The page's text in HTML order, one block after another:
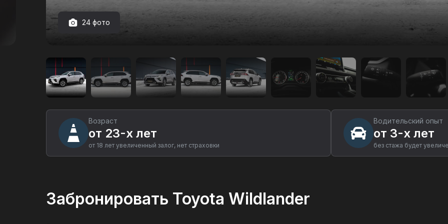
автомобиля
Toyota
Wildlander
в
Екатеринбурге
24 фото
Возраст
от 23-х лет
от 18 лет увеличенный залог, нет страховки
Водительский опыт
от 3-х лет
без стажа будет
Забронировать Toyota Wildlander